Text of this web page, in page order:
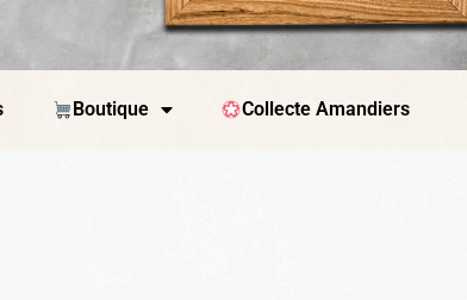
Boutique Collecte Amandiers